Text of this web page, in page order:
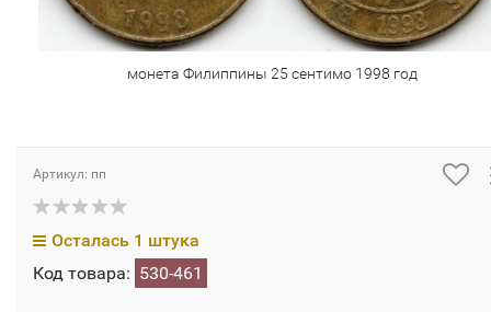
монета Филиппины 25 сентимо 1998 год
Артикул: пп
Осталась 1 штука
Код товара: 530-461